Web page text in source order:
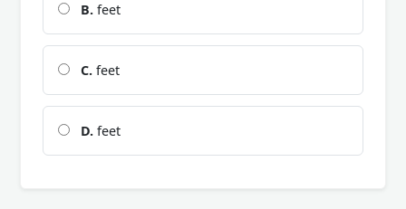
B. feet
C. feet
D. feet